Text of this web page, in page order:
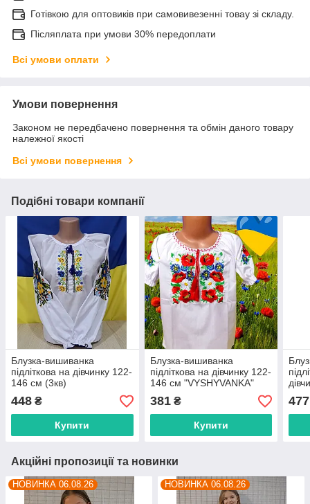
Готівкою для оптовиків при самовивезенні товау зі складу.
Післяплата при умови 30% передоплати
Всі умови оплати
Умови повернення
Законом не передбачено повернення та обмін даного товару
належної якості
Всі умови повернення
Подібні товари компанії
Блузка-вишиванка
підліткова на дівчинку 122-
146 см (3кв)
"VYSHYVANKA" недорого
від прямого
постачальника
448 ₴
Купити
Блузка-вишиванка
підліткова на дівчинку 122-
146 см "VYSHYVANKA"
недорого від прямого
постачальника
381₴
Купити
від
477
Акційні пропозиції та новинки
НОВИНКА 06.08.26 НОВИНКА 06.08.26